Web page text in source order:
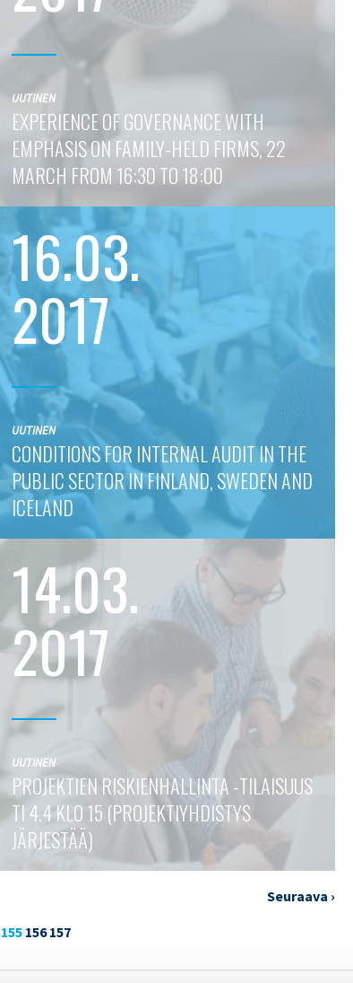
UUTINEN
EXPERIENCE OF GOVERNANCE WITH
EMPHASIS ON FAMILY-HELD FIRMS, 22
MARCH FROM 16:30 TO 18:00
16.03.
2017
UUTINEN
CONDITIONS FOR INTERNAL AUDIT IN THE
PUBLIC SECTOR IN FINLAND, SWEDEN AND
ICELAND
14.03.
2017
UUTINEN
PROJEKTIEN RISKIENHALLINTA -TILAISUUS
TI 4.4 KLO 15 (PROJEKTIYHDISTYS
JÄRJESTÄÄ)
Seuraava ›
155 156157